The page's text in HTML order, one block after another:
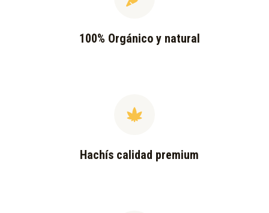
100% Orgánico y natural
Hachís calidad premium